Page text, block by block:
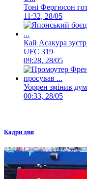
Тоні Фергюсон
11:32, 28/05
Кай Асакура
UFC 319
09:28, 28/05
Уоррен змінив
00:33, 28/05
Кадри дня